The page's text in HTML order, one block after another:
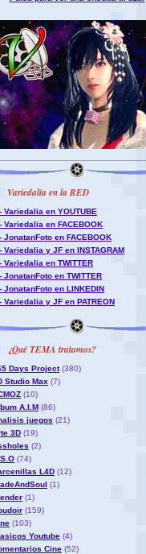
Variedalia en la RED
Variedalia en YOUTUBE
Variedalia en FACEBOOK
JonatanFoto en FACEBOOK
Variedalia y JF en INSTAGRAM
Variedalia en TWITTER
JonatanFoto en TWITTER
JonatanFoto en LINKEDIN
Variedalia y JF en PATREON
¿Qué TEMA tratamos?
Days Project (380)
Studio Max (7)
(10)
A.I.M (86)
juegos (21)
3D (19)
(2)
(74)
L4D (12)
(1)
(1)
(159)
(103)
Youtube (4)
Cine (52)